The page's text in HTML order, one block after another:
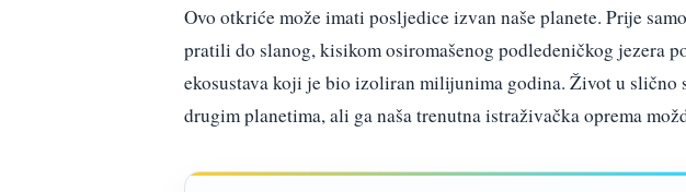
Ovo otkriće može imati posljedice izvan naše planete. Prije
pratili do slanog, kisikom osiromašenog podledeničkog jezera
ekosustava koji je bio izoliran milijunima godina. Život u slično
drugim planetima, ali ga naša trenutna istraživačka oprema